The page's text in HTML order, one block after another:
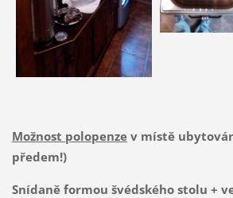
Možnost polopenzev místě
předem!)
Snídaně formou švédského stolu +